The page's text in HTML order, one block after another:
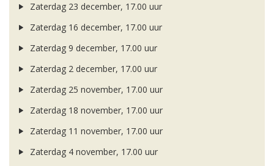
Zaterdag 23 december, 17.00 uur
Zaterdag 16 december, 17.00 uur
Zaterdag 9 december, 17.00 uur
Zaterdag 2 december, 17.00 uur
Zaterdag 25 november, 17.00 uur
Zaterdag 18 november, 17.00 uur
Zaterdag 11 november, 17.00 uur
Zaterdag 4 november, 17.00 uur